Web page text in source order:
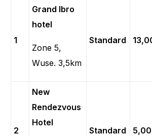
1
Grand Ibro
hotel
Zone 5,
Wuse. 3,5km
Standard
2
New
Rendezvous
Hotel
Standard